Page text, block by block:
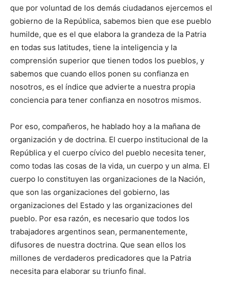
que por voluntad de los demás ciudadanos ejercemos el
gobierno de la República, sabemos bien que ese pueblo
humilde, que es el que elabora la grandeza de la Patria
en todas sus latitudes, tiene la inteligencia y la
comprensión superior que tienen todos los pueblos, y
sabemos que cuando ellos ponen su confianza en
nosotros, es el índice que advierte a nuestra propia
conciencia para tener confianza en nosotros mismos.
Por eso, compañeros, he hablado hoy a la mañana de
organización y de doctrina. El cuerpo institucional de la
República y el cuerpo cívico del pueblo necesita tener,
como todas las cosas de la vida, un cuerpo y un alma. El
cuerpo lo constituyen las organizaciones de la Nación,
que son las organizaciones del gobierno, las
organizaciones del Estado y las organizaciones del
pueblo. Por esa razón, es necesario que todos los
trabajadores argentinos sean, permanentemente,
difusores de nuestra doctrina. Que sean ellos los
millones de verdaderos predicadores que la Patria
necesita para elaborar su triunfo final.